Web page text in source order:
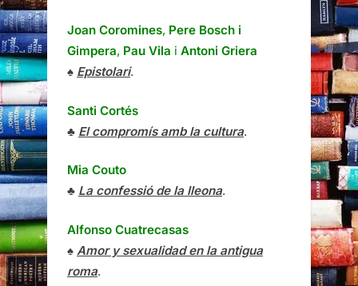
Joan Coromines, Pere Bosch i
Gimpera, Pau Vila i Antoni Griera
♠ Epistolari.
Santi Cortés
♣ El compromís amb la cultura.
Mia Couto
♣ La confessió de la lleona.
Alfonso Cuatrecasas
♠ Amor y sexualidad en la antigua
roma.